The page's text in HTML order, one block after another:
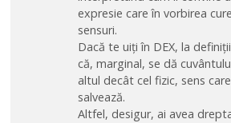
expresie care în vorbirea
sensuri.
Dacă te uiți în DEX, la
că, marginal, se dă
altul decât cel fizic, sens
salvează.
Altfel, desigur, ai avea